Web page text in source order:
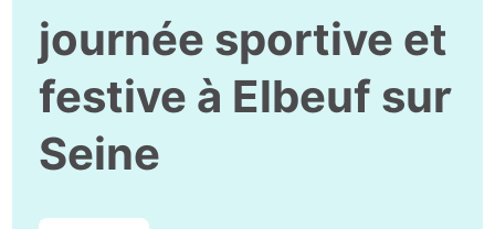
journée sportive et
festive à Elbeuf sur
Seine